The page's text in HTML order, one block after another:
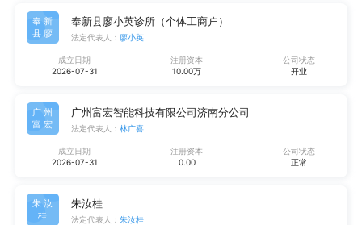
奉新
县廖
奉新县廖小英诊所（个体工商户）
法定代表人： 廖小英
成立日期
2026-07-31
注册资本
10.00万
公司状态
开业
广州
富宏
广州富宏智能科技有限公司济南分公司
法定代表人： 林广喜
成立日期
2026-07-31
注册资本
0.00
公司状态
正常
朱汝
桂
朱汝桂
法定代表人： 朱汝桂